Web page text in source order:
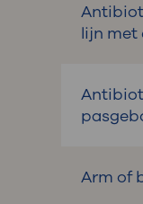
lijn met
Arm of